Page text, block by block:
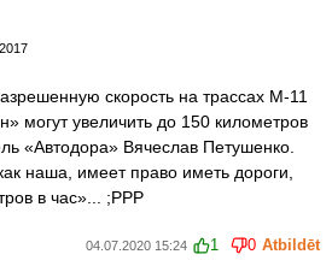
скорость на трассах М-11
могут увеличить до 150 километров
«Автодора» Вячеслав Петушенко.
наша, имеет право иметь дороги,
в час»... ;PPP
04.07.2020 15:24 1 0 Atbildēt